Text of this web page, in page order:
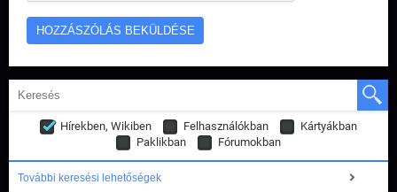
Hírekben, Wikiben Felhasználókban
Kártyákban
Paklikban
Fórumokban
További keresési lehetőségek